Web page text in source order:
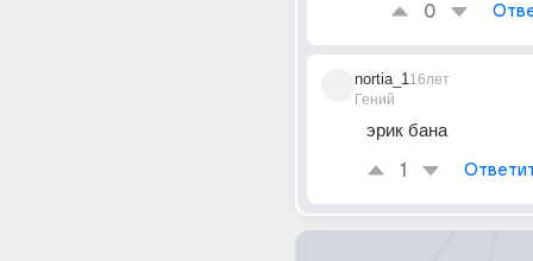
0
nortia_1
Гений
16лет
эрик бана
1